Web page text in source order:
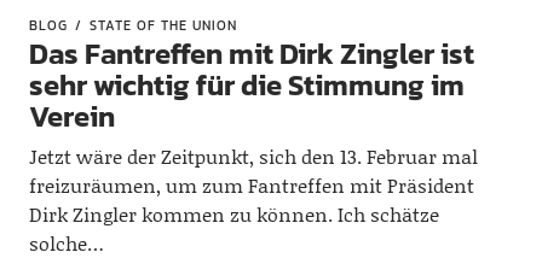
BLOG STATE OF THE UNION
Das Fantreffen mit Dirk Zingler ist
sehr wichtig für die Stimmung im
Verein
Jetzt wäre der Zeitpunkt, sich den 13. Februar mal
freizuräumen, um zum Fantreffen mit Präsident
Dirk Zingler kommen zu können. Ich schätze
solche…